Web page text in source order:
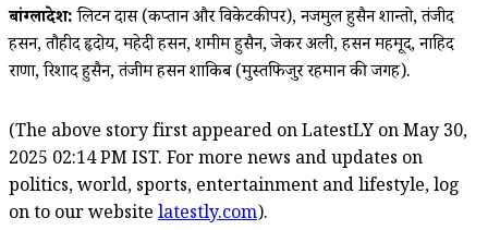
बांग्लादेश:लिटन दास (कप्तान और विकेटकीपर), नजमुल हुसैन शान्तो, तंजीद
हसन, तौहीद हृदोय, महेदी हसन, शमीम हुसैन, जेकर अली, हसन महमूद, नाहिद
राणा, रिशाद हुसैन, तंजीम हसन शाकिब (मुस्तफिजुर रहमान की जगह).
(The above story first appeared on LatestLY on May 30,
2025 02:14 PM IST. For more news and updates on
politics, world, sports, entertainment and lifestyle, log
on to our website latestly.com).